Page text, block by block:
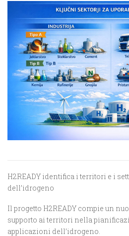
H2READY identifica i territori e i
dell’idrogeno
Il progetto H2READY compie un
supporto ai territori nella
applicazioni dell’idrogeno.